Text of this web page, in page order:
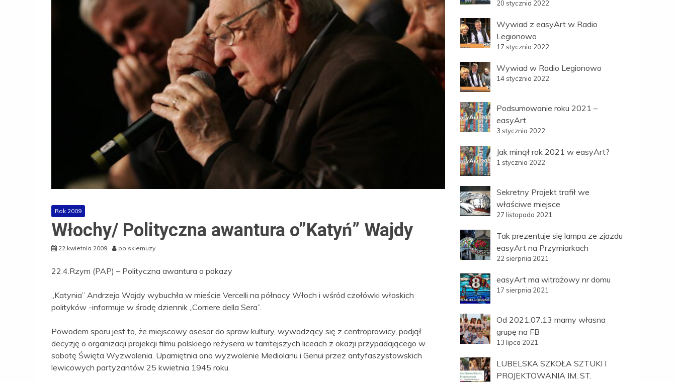
Rok 2009
Włochy/ Polityczna awantura o”Katyń” Wajdy
22 kwietnia 2009 polskiemuzy
22.4.Rzym (PAP) – Polityczna awantura o pokazy
„Katynia” Andrzeja Wajdy wybuchła w mieście Vercelli na północy Włoch i wśród czołówki włoskich
polityków -informuje w środę dziennik „Corriere della Sera”.
Powodem sporu jest to, że miejscowy asesor do spraw kultury, wywodzący się z centroprawicy, podjął
decyzję o organizacji projekcji filmu polskiego reżysera w tamtejszych liceach z okazji przypadającego w
sobotę Święta Wyzwolenia. Upamiętnia ono wyzwolenie Mediolanu i Genui przez antyfaszystowskich
lewicowych partyzantów 25 kwietnia 1945 roku.
20 stycznia 2022
Wywiad z easyArt w Radio
Legionowo
17 stycznia 2022
Wywiad w Radio Legionowo
14 stycznia 2022
Podsumowanie roku 2021 –
easyArt
3 stycznia 2022
Jak minął rok 2021 w easyArt?
1 stycznia 2022
Sekretny Projekt trafił we
właściwe miejsce
27 listopada 2021
Tak prezentuje się lampa ze zjazdu
easyArt na Przymiarkach
22 sierpnia 2021
easyArt ma witrażowy nr domu
17 sierpnia 2021
Od 2021.07.13 mamy własna
grupę na FB
13 lipca 2021
LUBELSKA SZKOŁA SZTUKI I
PROJEKTOWANIA IM. ST.